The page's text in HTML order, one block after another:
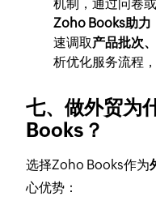
机制，通过问卷
Zoho Books助力
速调取产品批次
析优化服务流程
七、做外贸为
Books？
选择Zoho Books作为
心优势：